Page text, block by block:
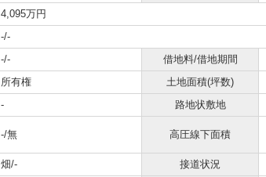
4,095万円
-/-
-/- 借地料/借地期間
所有権 土地面積(坪数)
- 路地状敷地
-/無 高圧線下面積
畑/- 接道状況